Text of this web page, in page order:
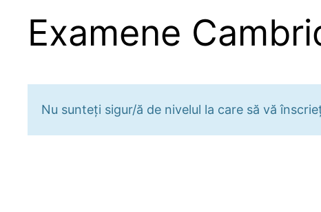
Examene
Nu sunteți sigur/ă de nivelul la care să vă